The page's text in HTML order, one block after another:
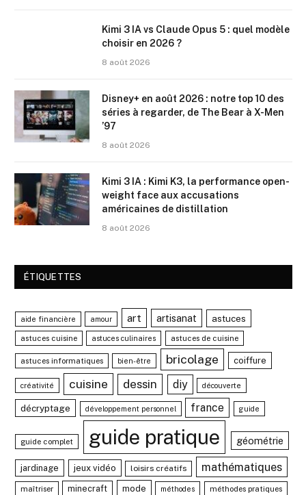
Kimi 3 IA vs Claude Opus 5 : quel modèle
choisir en 2026 ?
8 août 2026
Disney+ en août 2026 : notre top 10 des
séries à regarder, de The Bear à X-Men
’97
8 août 2026
Kimi 3 IA : Kimi K3, la performance open-
weight face aux accusations
américaines de distillation
8 août 2026
ÉTIQUETTES
aide financière amour art artisanat astuces
astuces cuisine astuces culinaires astuces de cuisine
astuces informatiques bien-être bricolage coiffure
créativité cuisine dessin diy découverte
décryptage développement personnel france guide
guide complet guide pratique géométrie
jardinage jeux vidéo loisirs créatifs mathématiques
maîtriser minecraft mode méthodes méthodes pratiques